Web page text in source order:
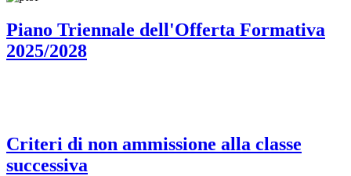
Piano Triennale dell'Offerta Formativa
2025/2028
Criteri di non ammissione alla classe
successiva